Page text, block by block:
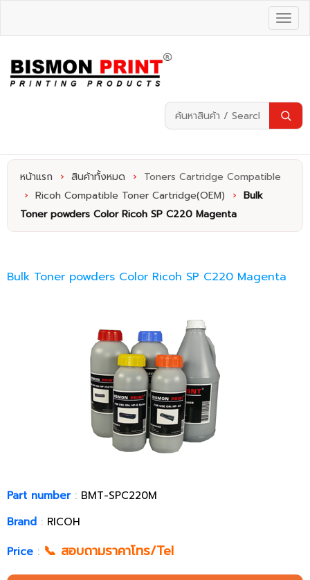
หน้าแรก › สินค้าทั้งหมด › Toners Cartridge Compatible
› Ricoh Compatible Toner Cartridge(OEM) › Bulk
Toner powders Color Ricoh SP C220 Magenta
Bulk Toner powders Color Ricoh SP C220 Magenta
Part number: BMT-SPC220M
Brand : RICOH
Price : 📞 สอบถามราคาโทร/Tel